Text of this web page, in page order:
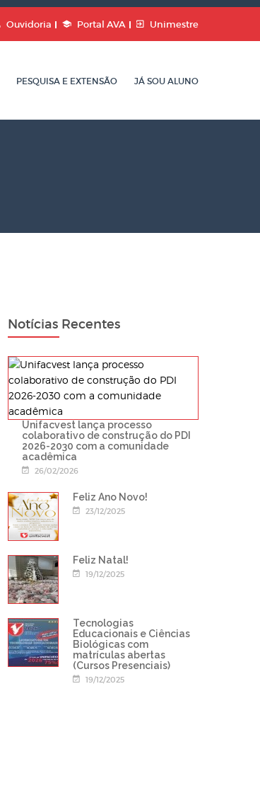
Ouvidoria Portal AVA Unimestre
PESQUISA E EXTENSÃO JÁ SOU ALUNO
Notícias Recentes
Unifacvest lança processo
colaborativo de construção do PDI
2026-2030 com a comunidade
acadêmica
26/02/2026
Feliz Ano Novo!
23/12/2025
Feliz Natal!
19/12/2025
Tecnologias
Educacionais e Ciências
Biológicas com
matrículas abertas
(Cursos Presenciais)
19/12/2025